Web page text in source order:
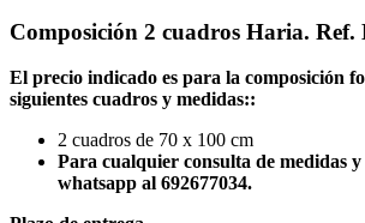
Composición 2 cuadros Haria. Ref.
El precio indicado es para la composición
siguientes cuadros y medidas::
2 cuadros de 70 x 100 cm
Para cualquier consulta de medidas
whatsapp al 692677034.